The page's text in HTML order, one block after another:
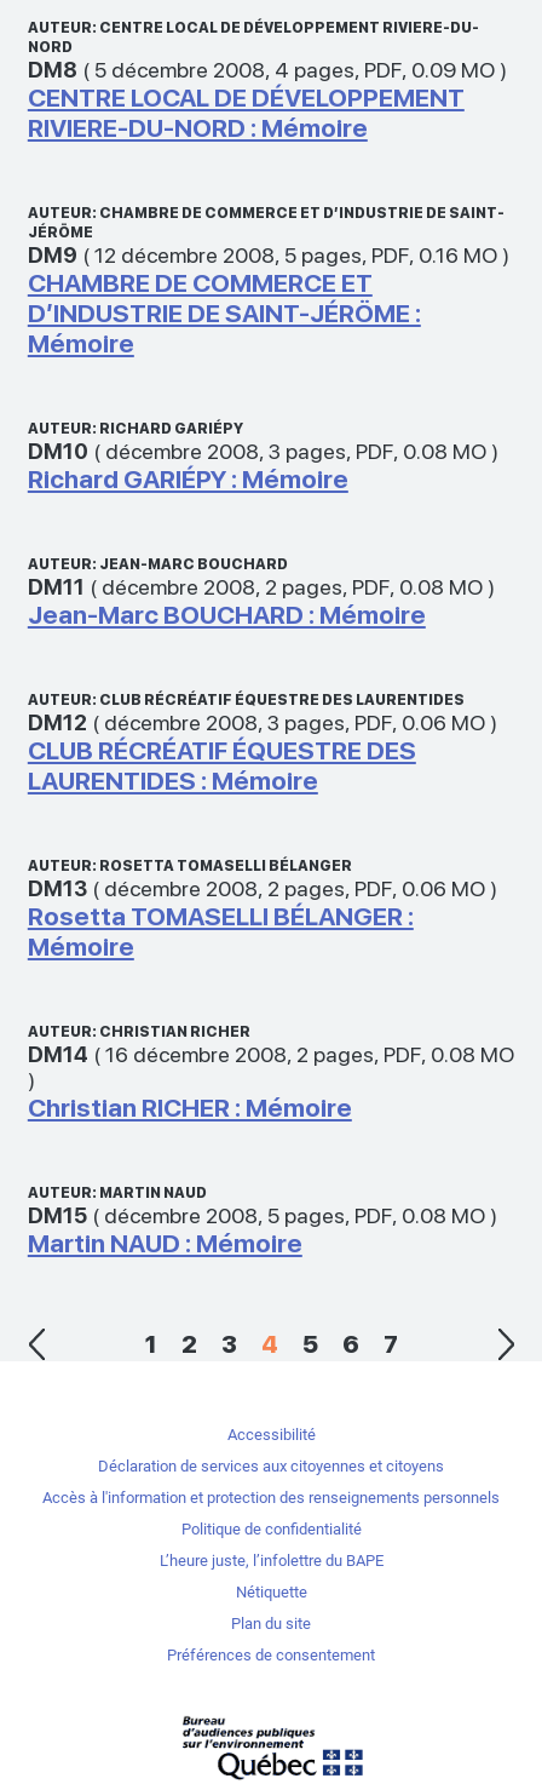
AUTEUR: CENTRE LOCAL DE DÉVELOPPEMENT RIVIERE-DU-
NORD
DM8 ( 5 décembre 2008, 4 pages, PDF, 0.09 MO)
CENTRE LOCAL DE DÉVELOPPEMENT
RIVIERE-DU-NORD : Mémoire
AUTEUR: CHAMBRE DE COMMERCE ET D’INDUSTRIE DE SAINT-
JÉRÖME
DM9 (12 décembre 2008, 5 pages, PDF, 0.16 MO)
CHAMBRE DE COMMERCE ET
D’INDUSTRIE DE SAINT-JÉRÖME :
Mémoire
AUTEUR: RICHARD GARIÉPY
DM10 ( décembre 2008, 3 pages, PDF, 0.08 MO)
Richard GARIÉPY : Mémoire
AUTEUR: JEAN-MARC BOUCHARD
DM11 ( décembre 2008, 2 pages, PDF, 0.08 MO)
Jean-Marc BOUCHARD : Mémoire
AUTEUR: CLUB RÉCRÉATIF ÉQUESTRE DES LAURENTIDES
DM12 ( décembre 2008, 3 pages, PDF, 0.06 MO)
CLUB RÉCRÉATIF ÉQUESTRE DES
LAURENTIDES : Mémoire
AUTEUR: ROSETTA TOMASELLI BÉLANGER
DM13( décembre 2008, 2 pages, PDF, 0.06 MO)
Rosetta TOMASELLI BÉLANGER :
Mémoire
AUTEUR: CHRISTIAN RICHER
DM14 (16 décembre 2008, 2 pages, PDF, 0.08 MO
)
Christian RICHER : Mémoire
AUTEUR: MARTIN NAUD
DM15( décembre 2008, 5 pages, PDF, 0.08 MO)
Martin NAUD : Mémoire
1 2 3 4 5 6 7
Accessibilité
Déclaration de services aux citoyennes et citoyens
Accès à l'information et protection des renseignements personnels
Politique de confidentialité
L’heure juste, l’infolettre du BAPE
Nétiquette
Plan du site
Préférences de consentement